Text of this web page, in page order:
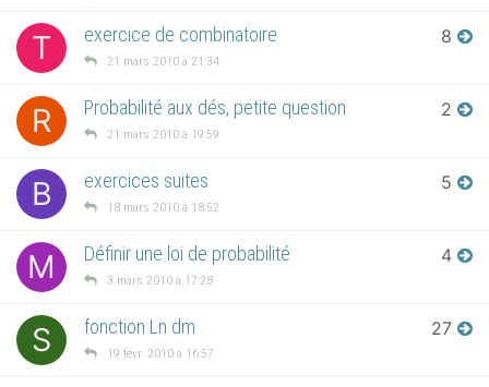
T exercice de combinatoire
21 mars 2010 à 21:34
8
R Probabilité aux dés, petite question
21 mars 2010 à 19:59
2
B exercices suites
18 mars 2010 à 18:52
5
M Définir une loi de probabilité
3 mars 2010 à 17:28
4
S fonction Ln dm
19 févr. 2010 à 16:57
27